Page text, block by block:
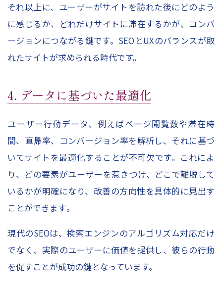
それ以上に、ユーザーがサイトを訪れた後にどのよう
に感じるか、どれだけサイトに滞在するかが、コンバ
ージョンにつながる鍵です。SEOとUXのバランスが取
れたサイトが求められる時代です。
4. データに基づいた最適化
ユーザー行動データ、例えばページ閲覧数や滞在時
間、直帰率、コンバージョン率を解析し、それに基づ
いてサイトを最適化することが不可欠です。これによ
り、どの要素がユーザーを惹きつけ、どこで離脱して
いるかが明確になり、改善の方向性を具体的に見出す
ことができます​。
現代のSEOは、検索エンジンのアルゴリズム対応だけ
でなく、実際のユーザーに価値を提供し、彼らの行動
を促すことが成功の鍵となっています。